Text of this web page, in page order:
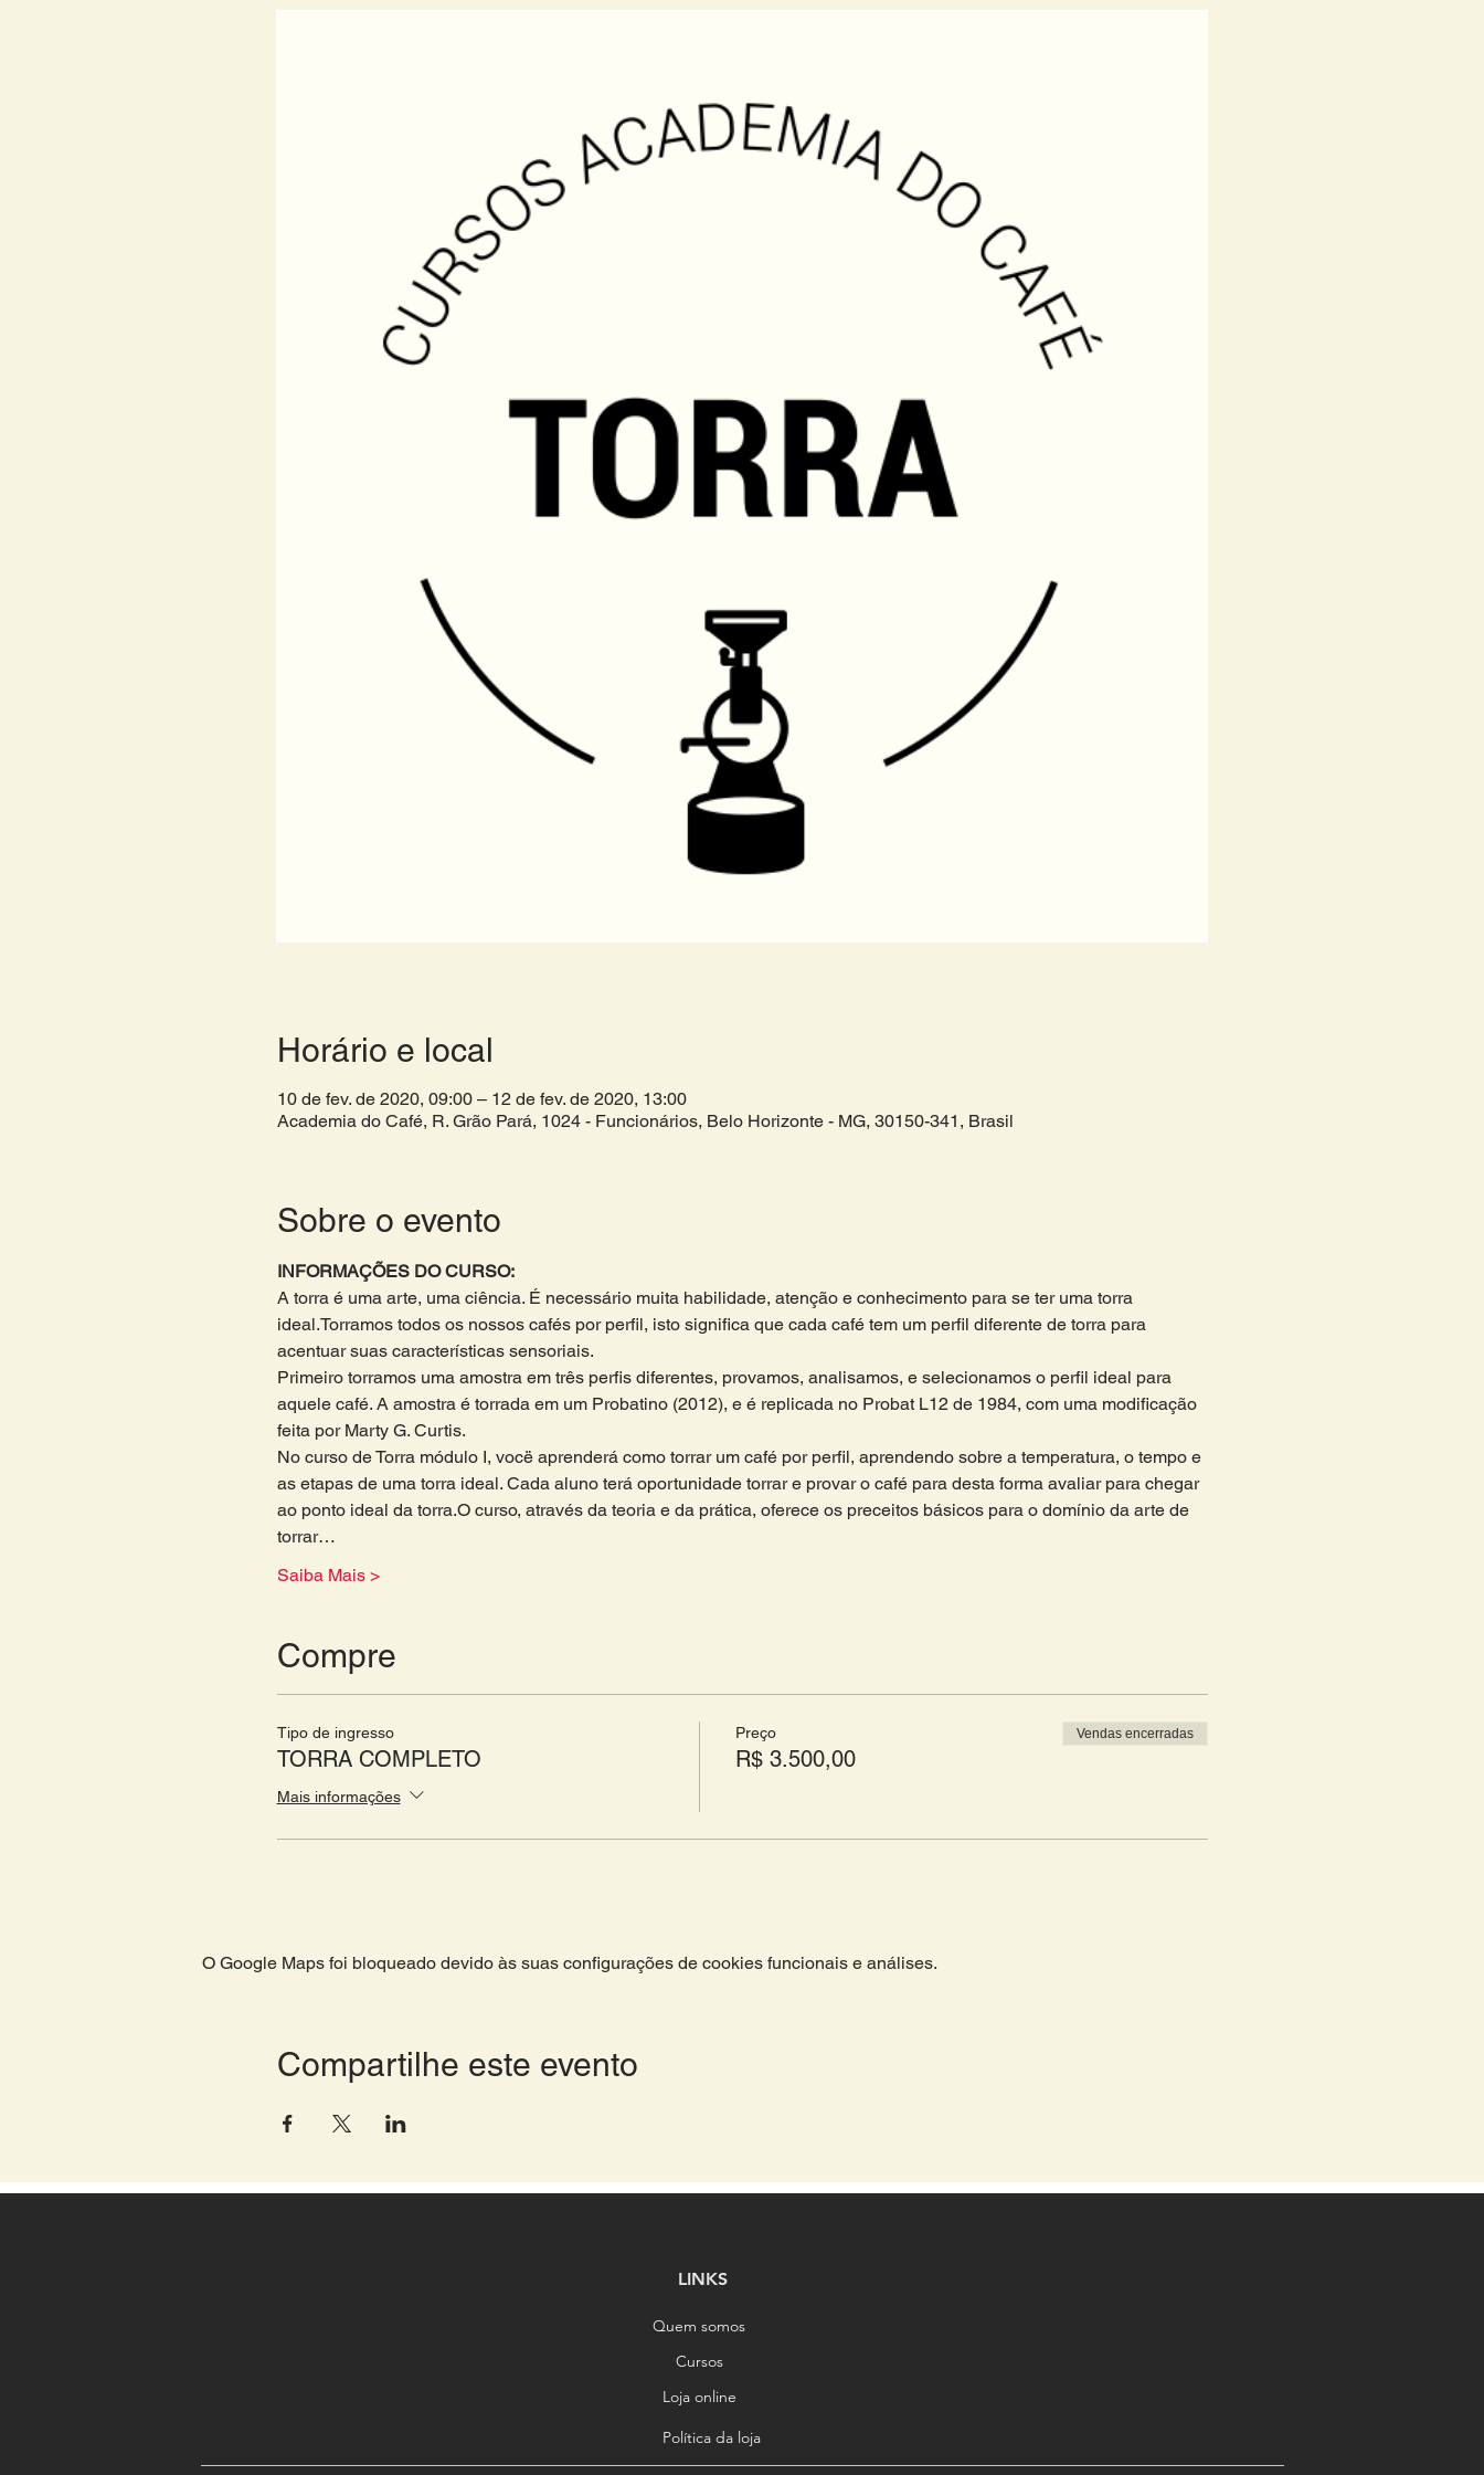
Horário e local
10 de fev. de 2020, 09:00 – 12 de fev. de 2020, 13:00
Academia do Café, R. Grão Pará, 1024 - Funcionários, Belo Horizonte - MG, 30150-341, Brasil
Sobre o evento
INFORMAÇÕES DO CURSO:
A torra é uma arte, uma ciência. É necessário muita habilidade, atenção e conhecimento para se ter uma torra
ideal.Torramos todos os nossos cafés por perfil, isto significa que cada café tem um perfil diferente de torra para
acentuar suas características sensoriais.
Primeiro torramos uma amostra em três perfis diferentes, provamos, analisamos, e selecionamos o perfil ideal para
aquele café. A amostra é torrada em um Probatino (2012), e é replicada no Probat L12 de 1984, com uma modificação
feita por Marty G. Curtis.
No curso de Torra módulo I, vocë aprenderá como torrar um café por perfil, aprendendo sobre a temperatura, o tempo e
as etapas de uma torra ideal. Cada aluno terá oportunidade torrar e provar o café para desta forma avaliar para chegar
ao ponto ideal da torra.O curso, através da teoria e da prática, oferece os preceitos básicos para o domínio da arte de
torrar…
Saiba Mais >
Compre
Tipo de ingresso
TORRA COMPLETO
Mais informações
Preço
R$ 3.500,00
Vendas encerradas
O Google Maps foi bloqueado devido às suas configurações de cookies funcionais e análises.
Compartilhe este evento
LINKS
Quem somos
Cursos
Loja online
Política da loja